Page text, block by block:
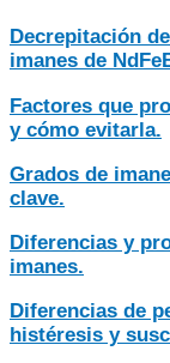
Decrepitación
imanes de
Factores que
y cómo evitarla.
Grados de
clave.
Diferencias y
imanes.
Diferencias de
histéresis y